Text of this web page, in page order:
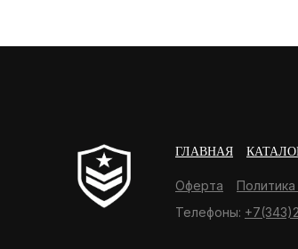
ГЛАВНАЯ
Оферта
Телефоны: